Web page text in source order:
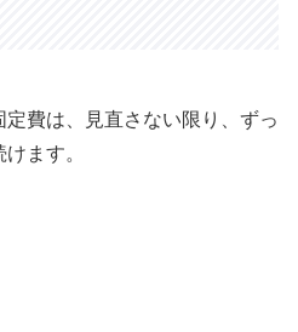
費は、見直さない限り、ずっ
ます。